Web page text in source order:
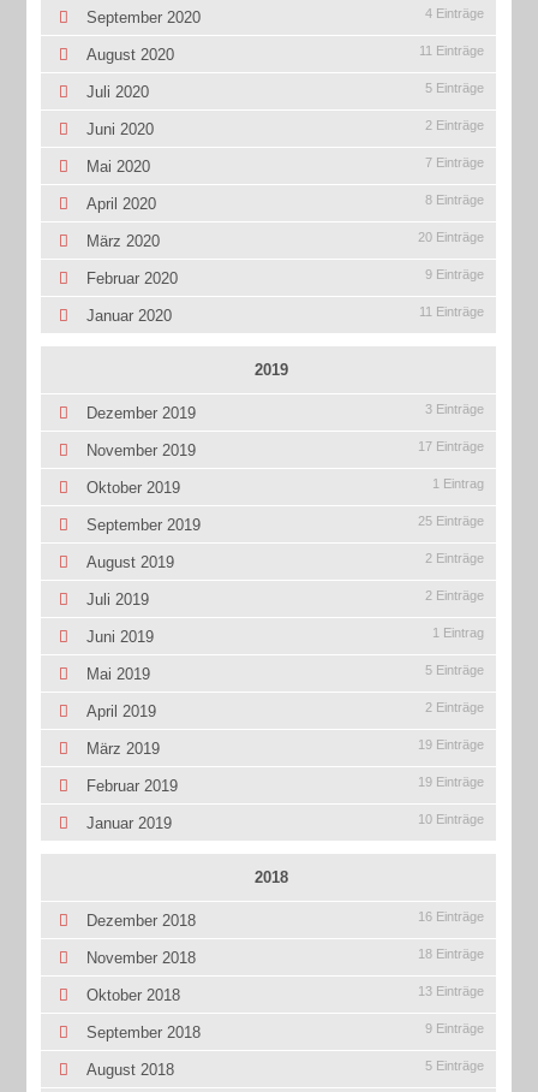
September 2020 4 Einträge
August 2020 11 Einträge
Juli 2020 5 Einträge
Juni 2020 2 Einträge
Mai 2020 7 Einträge
April 2020 8 Einträge
März 2020 20 Einträge
Februar 2020 9 Einträge
Januar 2020 11 Einträge
2019
Dezember 2019 3 Einträge
November 2019 17 Einträge
Oktober 2019 1 Eintrag
September 2019 25 Einträge
August 2019 2 Einträge
Juli 2019 2 Einträge
Juni 2019 1 Eintrag
Mai 2019 5 Einträge
April 2019 2 Einträge
März 2019 19 Einträge
Februar 2019 19 Einträge
Januar 2019 10 Einträge
2018
Dezember 2018 16 Einträge
November 2018 18 Einträge
Oktober 2018 13 Einträge
September 2018 9 Einträge
August 2018 5 Einträge